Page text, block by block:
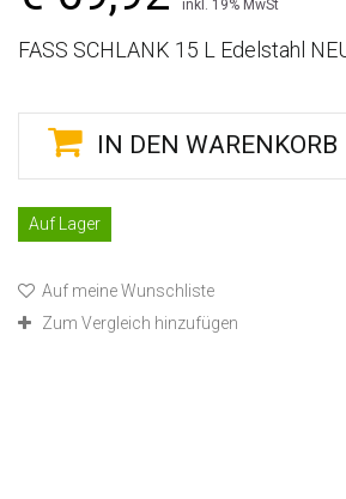
inkl. 19% MwSt
FASS SCHLANK 15 L Edelstahl
IN DEN WARENKORB
Auf Lager
Auf meine Wunschliste
Zum Vergleich hinzufügen